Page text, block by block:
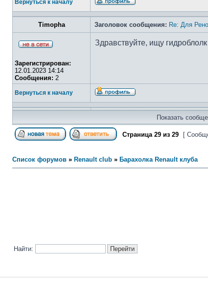
Вернуться к началу
Timopha Заголовок сообщения: Re: Для
Зарегистрирован:
12.01.2023 14:14
Сообщения: 2
Здравствуйте, ищу
Вернуться к началу
Показать
Страница 29 из 29 [
Список форумов » Renault club » Барахолка Renault клуба
Найти: